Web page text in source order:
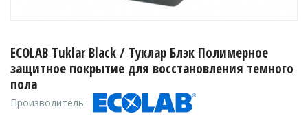
ECOLAB Tuklar Black / Туклар Блэк Полимерное
защитное покрытие для восстановления темного
пола
Производитель: